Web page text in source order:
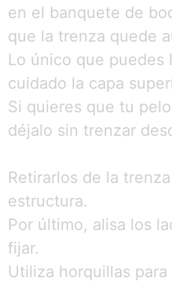
en el banquete de
que la trenza quede
Lo único que puedes
cuidado la capa
Si quieres que tu
déjalo sin trenzar
Retirarlos de la
estructura.
Por último, alisa los
fijar.
Utiliza horquillas